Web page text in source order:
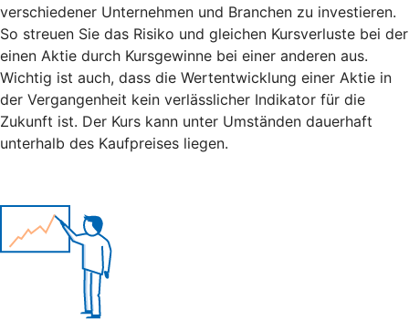
verschiedener Unternehmen und Branchen zu investieren.
So streuen Sie das Risiko und gleichen Kursverluste bei der
einen Aktie durch Kursgewinne bei einer anderen aus.
Wichtig ist auch, dass die Wertentwicklung einer Aktie in
der Vergangenheit kein verlässlicher Indikator für die
Zukunft ist. Der Kurs kann unter Umständen dauerhaft
unterhalb des Kaufpreises liegen.